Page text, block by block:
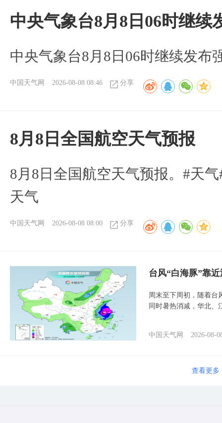
中央气象台8月8日06时继
中央气象台8月8日06时继续发布
中国天气网 2026-08-08 08:46 分享
8月8日全国航空天气预报
8月8日全国航空天气预报。#天
天气
中国天气网 2026-08-08 08:00 分享
台风“白海豚”靠
周末至下周初，随着台
同时暑热消减，华北、
中国天气网 2026-08-
查看更多